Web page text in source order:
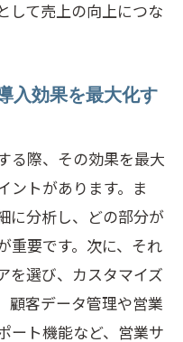
して売上の向上につな
入効果を最大化す
る際、その効果を最大
ントがあります。ま
に分析し、どの部分が
重要です。次に、それ
を選び、カスタマイズ
顧客データ管理や営業
ート機能など、営業サ